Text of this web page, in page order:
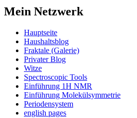
Mein Netzwerk
Hauptseite
Haushaltsblog
Fraktale (Galerie)
Privater Blog
Witze
Spectroscopic Tools
Einführung 1H NMR
Einführung Molekülsymmetrie
Periodensystem
english pages